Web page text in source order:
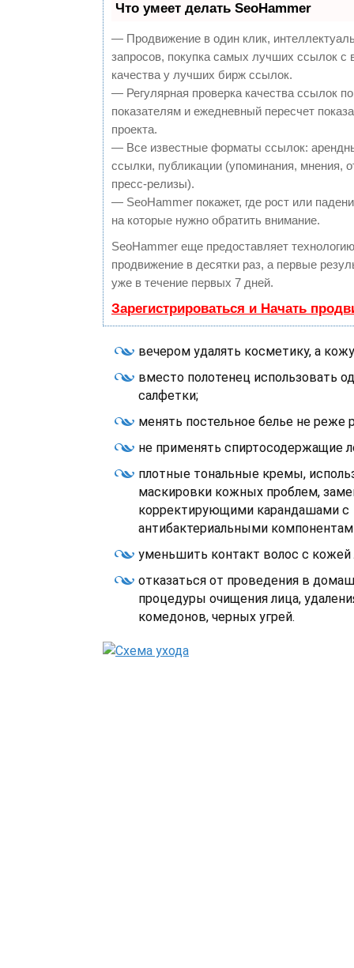
Что умеет делать SeoHammer
— Продвижение в один клик,
запросов, покупка самых лучших ссылок с
качества у лучших бирж ссылок.
— Регулярная проверка качества ссылок
показателям и ежедневный пересчет
проекта.
— Все известные форматы ссылок:
ссылки, публикации (упоминания, мнения,
пресс-релизы).
— SeoHammer покажет, где рост или
на которые нужно обратить внимание.
SeoHammer еще предоставляет
продвижение в десятки раз, а первые
уже в течение первых 7 дней.
Зарегистрироваться и Начать
вечером удалять косметику, а
вместо полотенец использовать
салфетки;
менять постельное белье не реже
не применять спиртосодержащие
плотные тональные кремы,
маскировки кожных проблем,
корректирующими карандашами с
антибактериальными
уменьшить контакт волос с кожей
отказаться от проведения в
процедуры очищения лица,
комедонов, черных угрей.